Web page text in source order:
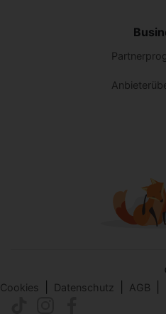
Cookies Datenschutz AGB